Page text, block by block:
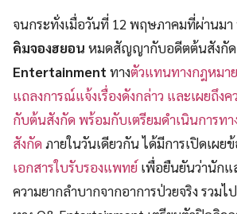
จนกระทั่งเมื่อวันที่ 12 พฤษภาคมที่ผ่านม
คิมจองฮยอน หมดสัญญากับอดีตต้นสังกัด
Entertainment ทางตัวแทนทางกฎหมา
แถลงการณ์แจ้งเรื่องดังกล่าว และเผยถึง
กับต้นสังกัด พร้อมกับเตรียมดำเนินการท
สังกัด ภายในวันเดียวกัน ได้มีการเปิดเผย
เอกสารใบรับรองแพทย์ เพื่อยืนยันว่านัก
ความยากลำบากจากอาการป่วยจริง รวมไ